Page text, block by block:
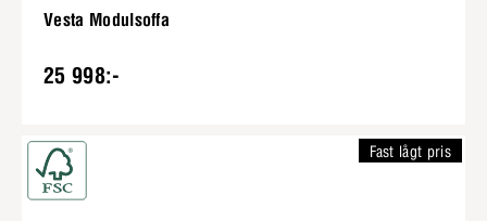
Vesta Modulsoffa
25 998:-
Fast lågt pris